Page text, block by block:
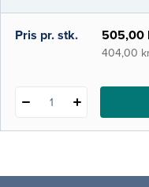
geriatriske
i-bog
Pris pr. stk. 505,00
404,00
1